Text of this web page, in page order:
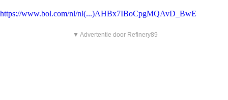
https://www.bol.com/nl/nl(...)AHBx7IBoCpgMQAvD_BwE
▼ Advertentie door Refinery89